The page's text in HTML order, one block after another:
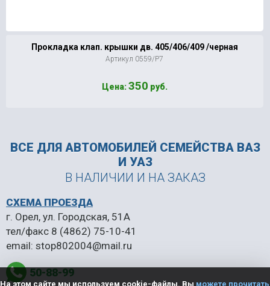
Прокладка клап. крышки дв. 405/406/409 /черная
Артикул 0559/Р7
Цена:350 руб.
ВСЕ ДЛЯ АВТОМОБИЛЕЙ СЕМЕЙСТВА ВАЗ
И УАЗ
В НАЛИЧИИ И НА ЗАКАЗ
50-88-99
СХЕМА ПРОЕЗДА
г. Орел, ул. Городская, 51А
тел/факс 8 (4862) 75-10-41
email: stop802004@mail.ru
На этом сайте мы используем cookie-файлы. Вы можете прочитать